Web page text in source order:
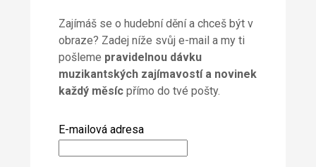
Zajímáš se o hudební dění a chceš být v
obraze? Zadej níže svůj e-mail a my ti
pošleme pravidelnou dávku
muzikantských zajímavostí a novinek
každý měsícpřímo do tvé pošty.
E-mailová adresa